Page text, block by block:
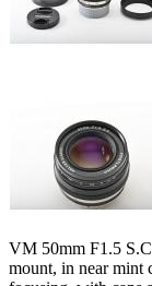
VM 50mm F1.5
mount, in near mint